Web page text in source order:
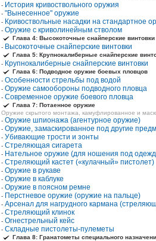
- История кривоствольного оружия
-"Вынесенное" оружие
- Кривоствольные насадки на стандартное
-Оружие с криволинейным стволом
Глава 4: Высокоточные снайперские винтовки
- Высокоточные снайперские винтовки
Глава 5: Крупнокалиберные снайперские
- Крупнокалиберные снайперские винтовки
Глава 6: Подводное оружие боевых пловцов
-Особенности стрельбы под водой
-Оружие самообороны подводного пловца
-Современное оружие боевого пловца
Глава 7: Потаенное оружие
Оружие скрытого монтажа, камуфлированное и
-Оружие шпионажа (агентурное оружие)
-Оружие, замаскированное под другие
- Убивающие трости и зонты
-Стреляющая сигарета
- Нательное оружие (для ношения под
-Стреляющий кастет («кулачный» пистолет)
-Оружие в рукаве
-Оружие в каблуке
-Оружие в поясном ремне
- Перстневое оружие (оружие на пальце)
-Арсенал для нагрудного кармана
-Стреляющий клинок
-Огнестрельный кейс
-Складные пистолеты-пулеметы
Глава 8: Гранатометы специального